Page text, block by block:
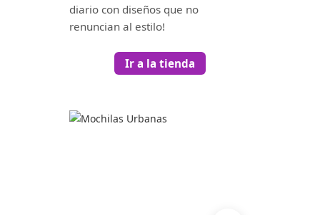
diario con diseños que no
renuncian al estilo!
Ir a la tienda